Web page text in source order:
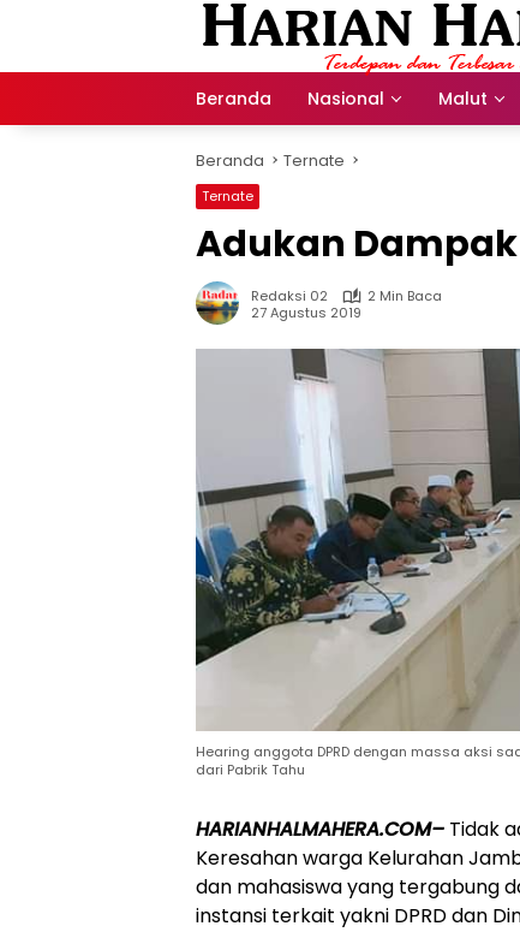
Beranda Nasional Malut
Beranda Ternate
Ternate
Adukan
Redaksi 02
2 Min Baca
27 Agustus 2019
Hearing anggota DPRD dengan massa aksi
dari Pabrik Tahu
HARIANHALMAHERA.COM– Tidak
Keresahan warga Kelurahan
dan mahasiswa yang tergabung
instansi terkait yakni DPRD dan